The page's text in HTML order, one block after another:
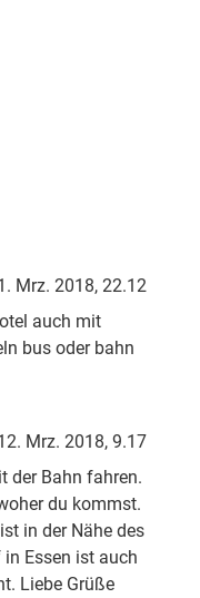
Mrz. 2018, 22.12
auch mit
bus oder bahn
Mrz. 2018, 9.17
der Bahn fahren.
du kommst.
in der Nähe des
Essen ist auch
Liebe Grüße